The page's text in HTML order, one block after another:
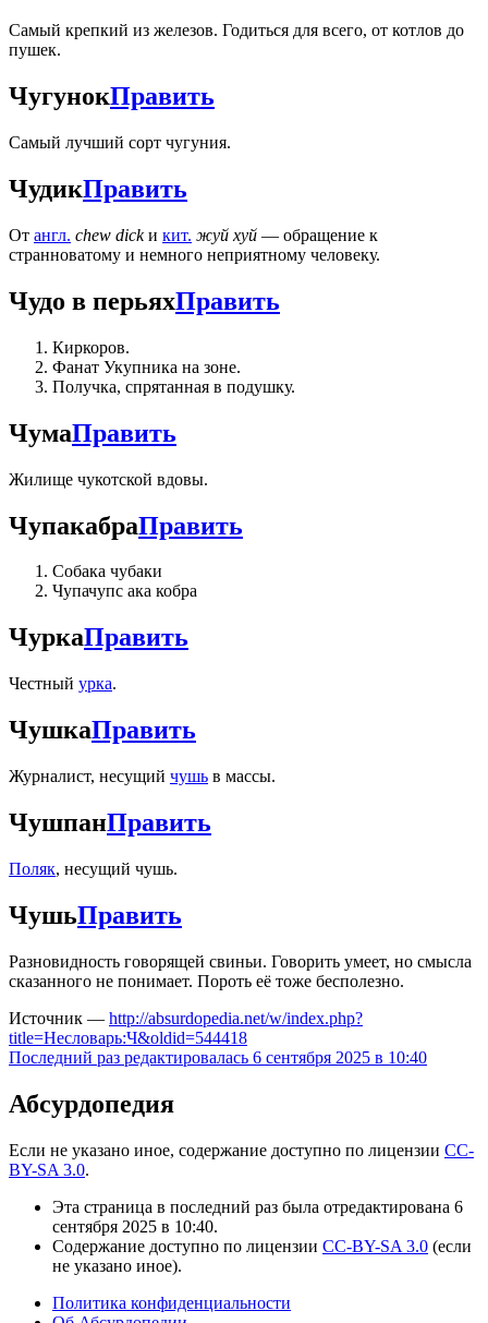
Самый крепкий из железов. Годиться для всего, от котлов до
пушек.
ЧугунокПравить
Самый лучший сорт чугуния.
ЧудикПравить
От англ. chew dickи кит. жуй хуй — обращение к
странноватому и немного неприятному человеку.
Чудо в перьяхПравить
Киркоров.
Фанат Укупника на зоне.
Получка, спрятанная в подушку.
ЧумаПравить
Жилище чукотской вдовы.
ЧупакабраПравить
Собака чубаки
Чупачупс ака кобра
ЧуркаПравить
Честный урка.
ЧушкаПравить
Журналист, несущий чушь в массы.
ЧушпанПравить
Поляк, несущий чушь.
ЧушьПравить
Разновидность говорящей свиньи. Говорить умеет, но смысла
сказанного не понимает. Пороть её тоже бесполезно.
Источник — http://absurdopedia.net/w/index.php?
title=Несловарь:Ч&oldid=544418
Последний раз редактировалась 6 сентября 2025 в 10:40
Абсурдопедия
Если не указано иное, содержание доступно по лицензии CC-
BY-SA 3.0.
Эта страница в последний раз была отредактирована 6
сентября 2025 в 10:40.
Содержание доступно по лицензии CC-BY-SA 3.0 (если
не указано иное).
Политика конфиденциальности